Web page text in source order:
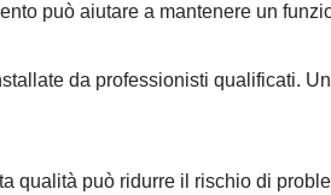
può aiutare a mantenere un
da professionisti qualificati.
qualità può ridurre il rischio di